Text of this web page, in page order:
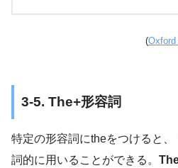
(Oxford
3-5. The+形容詞
特定の形容詞にtheをつけると
詞的に用いることができる。